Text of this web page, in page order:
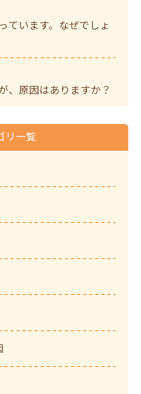
ています。なぜでしょ
、原因はありますか？
リ一覧